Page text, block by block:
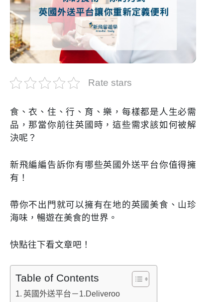
Rate stars
食、衣、住、行、育、樂， 每樣都是人生必需
品， 那當你前往英國時，這些需求該如何被解
決呢？
新飛編編告訴你有哪些英國外送平台你值得擁
有！
帶你不出門就可以擁有在地的英國美食、山珍
海味，暢遊在美食的世界。
快點往下看文章吧！
Table of Contents
英國外送平台－1.Deliveroo